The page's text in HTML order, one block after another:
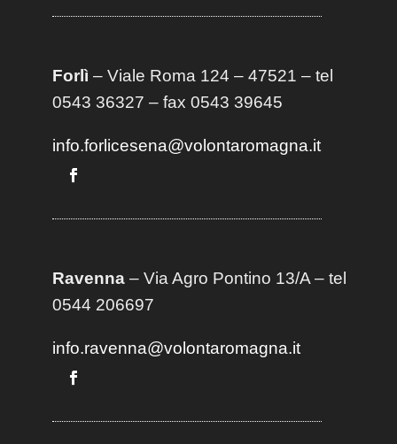
Forlì – Viale Roma 124 – 47521 – tel
0543 36327 – fax 0543 39645
info.forlicesena@volontaromagna.it
Ravenna– Via Agro Pontino 13/A– tel
0544 206697
info.ravenna@volontaromagna.it